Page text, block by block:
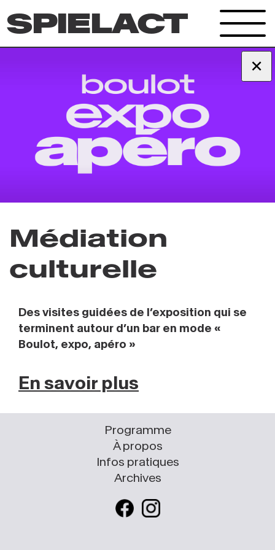
SPIELACT
Archives
×
Médiation
culturelle
Des visites guidées de l’exposition qui se
terminent autour d’un bar en mode «
Boulot, expo, apéro »
En savoir plus
Programme
À propos
Infos pratiques
Archives